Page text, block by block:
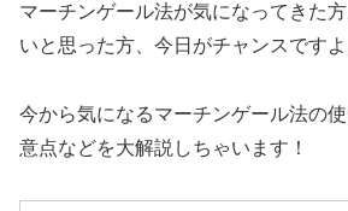
マーチンゲール法が気になってきた
いと思った方、今日がチャンスですよ
今から気になるマーチンゲール法の
意点などを大解説しちゃいます！